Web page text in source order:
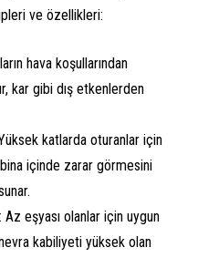
ve özellikleri:
hava koşullarından
kar gibi dış etkenlerden
katlarda oturanlar için
bina içinde zarar görmesini
: Az eşyası olanlar için uygun
kabiliyeti yüksek olan